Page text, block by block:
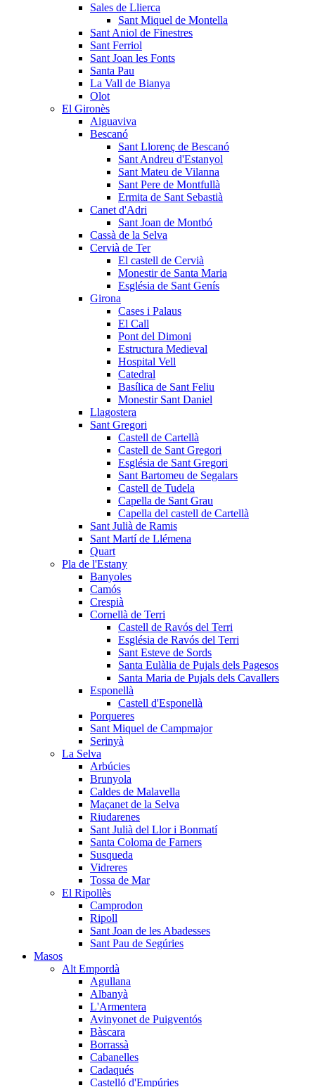
Sales de Llierca
Sant Miquel de Montella
Sant Aniol de Finestres
Sant Ferriol
Sant Joan les Fonts
Santa Pau
La Vall de Bianya
Olot
El Gironès
Aiguaviva
Bescanó
Sant Llorenç de Bescanó
Sant Andreu d'Estanyol
Sant Mateu de Vilanna
Sant Pere de Montfullà
Ermita de Sant Sebastià
Canet d'Adri
Sant Joan de Montbó
Cassà de la Selva
Cervià de Ter
El castell de Cervià
Monestir de Santa Maria
Església de Sant Genís
Girona
Cases i Palaus
El Call
Pont del Dimoni
Estructura Medieval
Hospital Vell
Catedral
Basílica de Sant Feliu
Monestir Sant Daniel
Llagostera
Sant Gregori
Castell de Cartellà
Castell de Sant Gregori
Església de Sant Gregori
Sant Bartomeu de Segalars
Castell de Tudela
Capella de Sant Grau
Capella del castell de Cartellà
Sant Julià de Ramis
Sant Martí de Llémena
Quart
Pla de l'Estany
Banyoles
Camós
Crespià
Cornellà de Terri
Castell de Ravós del Terri
Església de Ravós del Terri
Sant Esteve de Sords
Santa Eulàlia de Pujals dels Pagesos
Santa Maria de Pujals dels Cavallers
Esponellà
Castell d'Esponellà
Porqueres
Sant Miquel de Campmajor
Serinyà
La Selva
Arbúcies
Brunyola
Caldes de Malavella
Maçanet de la Selva
Riudarenes
Sant Julià del Llor i Bonmatí
Santa Coloma de Farners
Susqueda
Vidreres
Tossa de Mar
El Ripollès
Camprodon
Ripoll
Sant Joan de les Abadesses
Sant Pau de Segúries
Masos
Alt Empordà
Agullana
Albanyà
L'Armentera
Avinyonet de Puigventós
Bàscara
Borrassà
Cabanelles
Cadaqués
Castelló d'Empúries